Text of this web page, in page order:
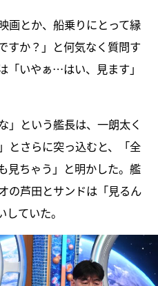
画とか、船乗りにとって縁
すか？」と何気なく質問す
「いやぁ…はい、見ます」
」という艦長は、一朗太く
とさらに突っ込むと、「全
見ちゃう」と明かした。艦
の芦田とサンドは「見るん
ていた。